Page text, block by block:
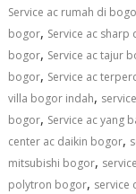
Service ac rumah di
bogor, Service ac
bogor, Service ac tajur
bogor, Service ac
villa bogor indah,
bogor, Service ac yang
center ac daikin bogor,
mitsubishi bogor,
polytron bogor, service